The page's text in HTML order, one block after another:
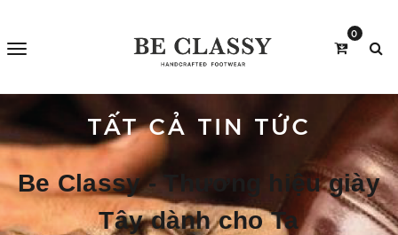
0
TẤT CẢ TIN TỨC
Be Classy - Thương hiệu giày
Tây dành cho Ta